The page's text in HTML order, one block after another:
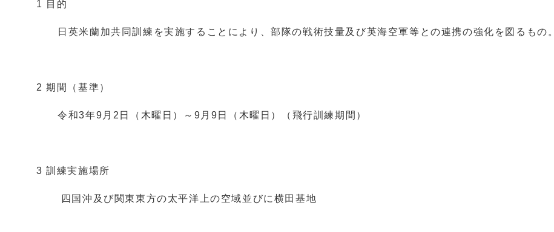
1 目的
日英米蘭加共同訓練を実施することにより、部隊の戦術技量及び英海空軍等との連携の強化を図るもの。
2 期間（基準）
令和3年9月2日（木曜日）～9月9日（木曜日）（飛行訓練期間）
3 訓練実施場所
四国沖及び関東東方の太平洋上の空域並びに横田基地